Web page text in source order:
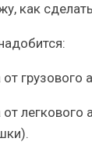
как
грузового
легкового